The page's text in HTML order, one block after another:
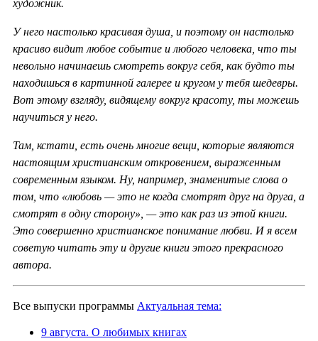
художник.
У него настолько красивая душа, и поэтому он настолько
красиво видит любое событие и любого человека, что ты
невольно начинаешь смотреть вокруг себя, как будто ты
находишься в картинной галерее и кругом у тебя шедевры.
Вот этому взгляду, видящему вокруг красоту, ты можешь
научиться у него.
Там, кстати, есть очень многие вещи, которые являются
настоящим христианским откровением, выраженным
современным языком. Ну, например, знаменитые слова о
том, что «любовь — это не когда смотрят друг на друга, а
смотрят в одну сторону», — это как раз из этой книги.
Это совершенно христианское понимание любви. И я всем
советую читать эту и другие книги этого прекрасного
автора.
Все выпуски программы Актуальная тема:
9 августа. О любимых книгах